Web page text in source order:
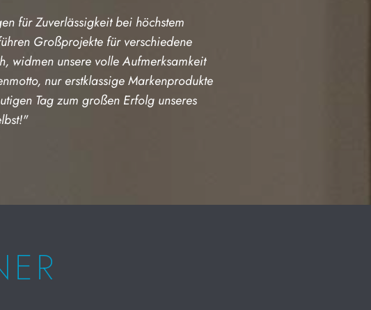
für Zuverlässigkeit bei höchstem
Großprojekte für verschiedene
widmen unsere volle Aufmerksamkeit
nur erstklassige Markenprodukte
Tag zum großen Erfolg unseres